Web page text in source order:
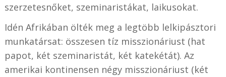
szerzetesnőket, szeminaristákat, laikusokat.
Idén Afrikában ölték meg a legtöbb lelkipásztori
munkatársat: összesen tíz misszionáriust (hat
papot, két szeminaristát, két katekétát). Az
amerikai kontinensen négy misszionáriust (két